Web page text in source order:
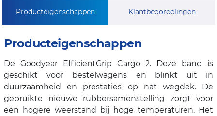
Producteigenschappen Klantbeoordelingen
Producteigenschappen
De Goodyear EfficientGrip Cargo 2. Deze band is
geschikt voor bestelwagens en blinkt uit in
duurzaamheid en prestaties op nat wegdek. De
gebruikte nieuwe rubbersamenstelling zorgt voor
een hogere weerstand bij hoge temperaturen. Het